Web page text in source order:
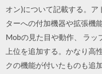
オン)について記載する。
ターへの付加機器や拡張機
Mobの見た目や動作、 ラッ
上位を追加する。かなり高
クの機能が付いたものも追